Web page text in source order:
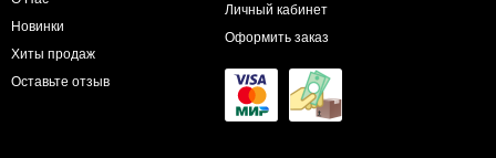
Новинки
Хиты продаж
Оставьте отзыв
Личный кабинет
Оформить заказ